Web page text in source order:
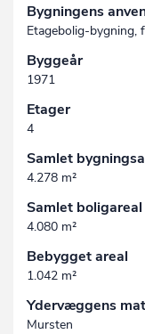
Bygningens
Etagebolig-bygning,
Byggeår
1971
Etager
4
Samlet
4.278 m²
Samlet boligareal
4.080 m²
Bebygget areal
1.042 m²
Ydervæggens
Mursten